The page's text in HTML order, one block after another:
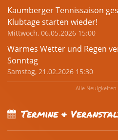
Kaumberger Tennissaison
Klubtage starten wieder!
Mittwoch, 06.05.2026 15:00
Warmes Wetter und Regen
Sonntag
Samstag, 21.02.2026 15:30
Alle Neuigkeiten
Termine &